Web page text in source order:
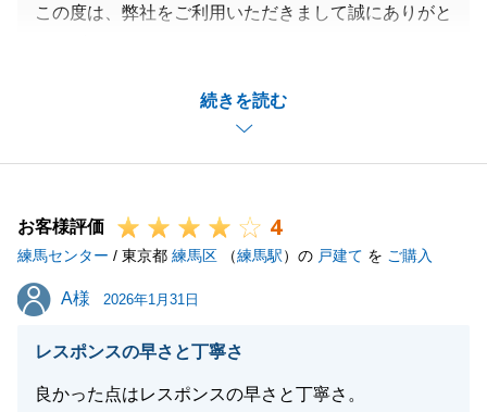
続きを読む
この度は、弊社をご利用いただきまして誠にありがと
ショナルとして不可欠な要素すべてにおいてご満足い
ただけたことは、私にとっても大きな自信になりま
す。
できた」と言っていただけることは、大変うれしく思
います。
これからK様の新居での生活が始まると思いますが、
さらに素晴らしいものになることを願っております。
また何かお手伝いできることがあれば、いつでも全力
らお気軽にご連絡ください。
お客様評価 4
練馬センター / 東京都 練馬区 （練馬駅）の 戸建て を ご購入
A様
A様 2026年1月31日
レスポンスの早さと丁寧さ
良かった点はレスポンスの早さと丁寧さ。